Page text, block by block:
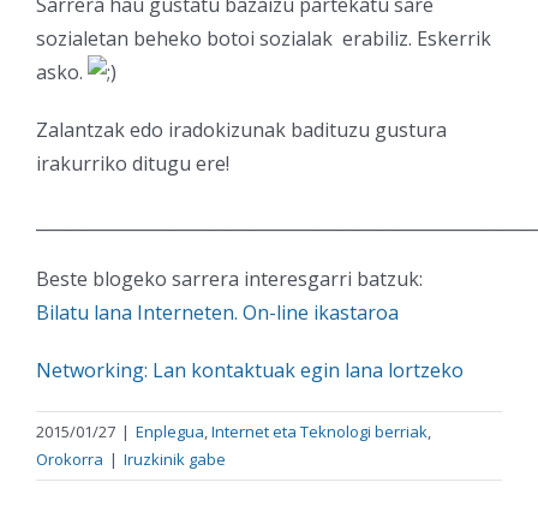
sozialetan beheko botoi sozialak erabiliz. Eskerrik
asko.
Zalantzak edo iradokizunak badituzu gustura
irakurriko ditugu ere!
Beste blogeko sarrera interesgarri batzuk:
Bilatu lana Interneten. On-line ikastaroa
Networking: Lan kontaktuak egin lana lortzeko
2015/01/27 | Enplegua,Internet eta Teknologi berriak,
Orokorra | Iruzkinik gabe